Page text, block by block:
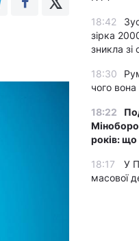
18:42
зірка
зникла зі
18:30
чого
18:22
років:
18:17
У
масової